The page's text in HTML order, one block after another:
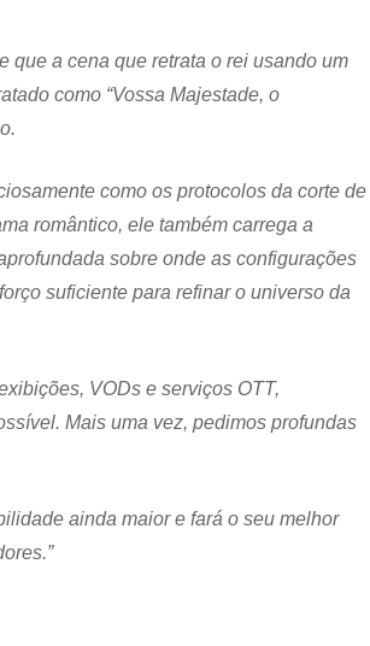
que a cena que retrata o rei usando um
como “Vossa Majestade, o
como os protocolos da corte de
romântico, ele também carrega a
sobre onde as configurações
suficiente para refinar o universo da
VODs e serviços OTT,
Mais uma vez, pedimos profundas
ainda maior e fará o seu melhor